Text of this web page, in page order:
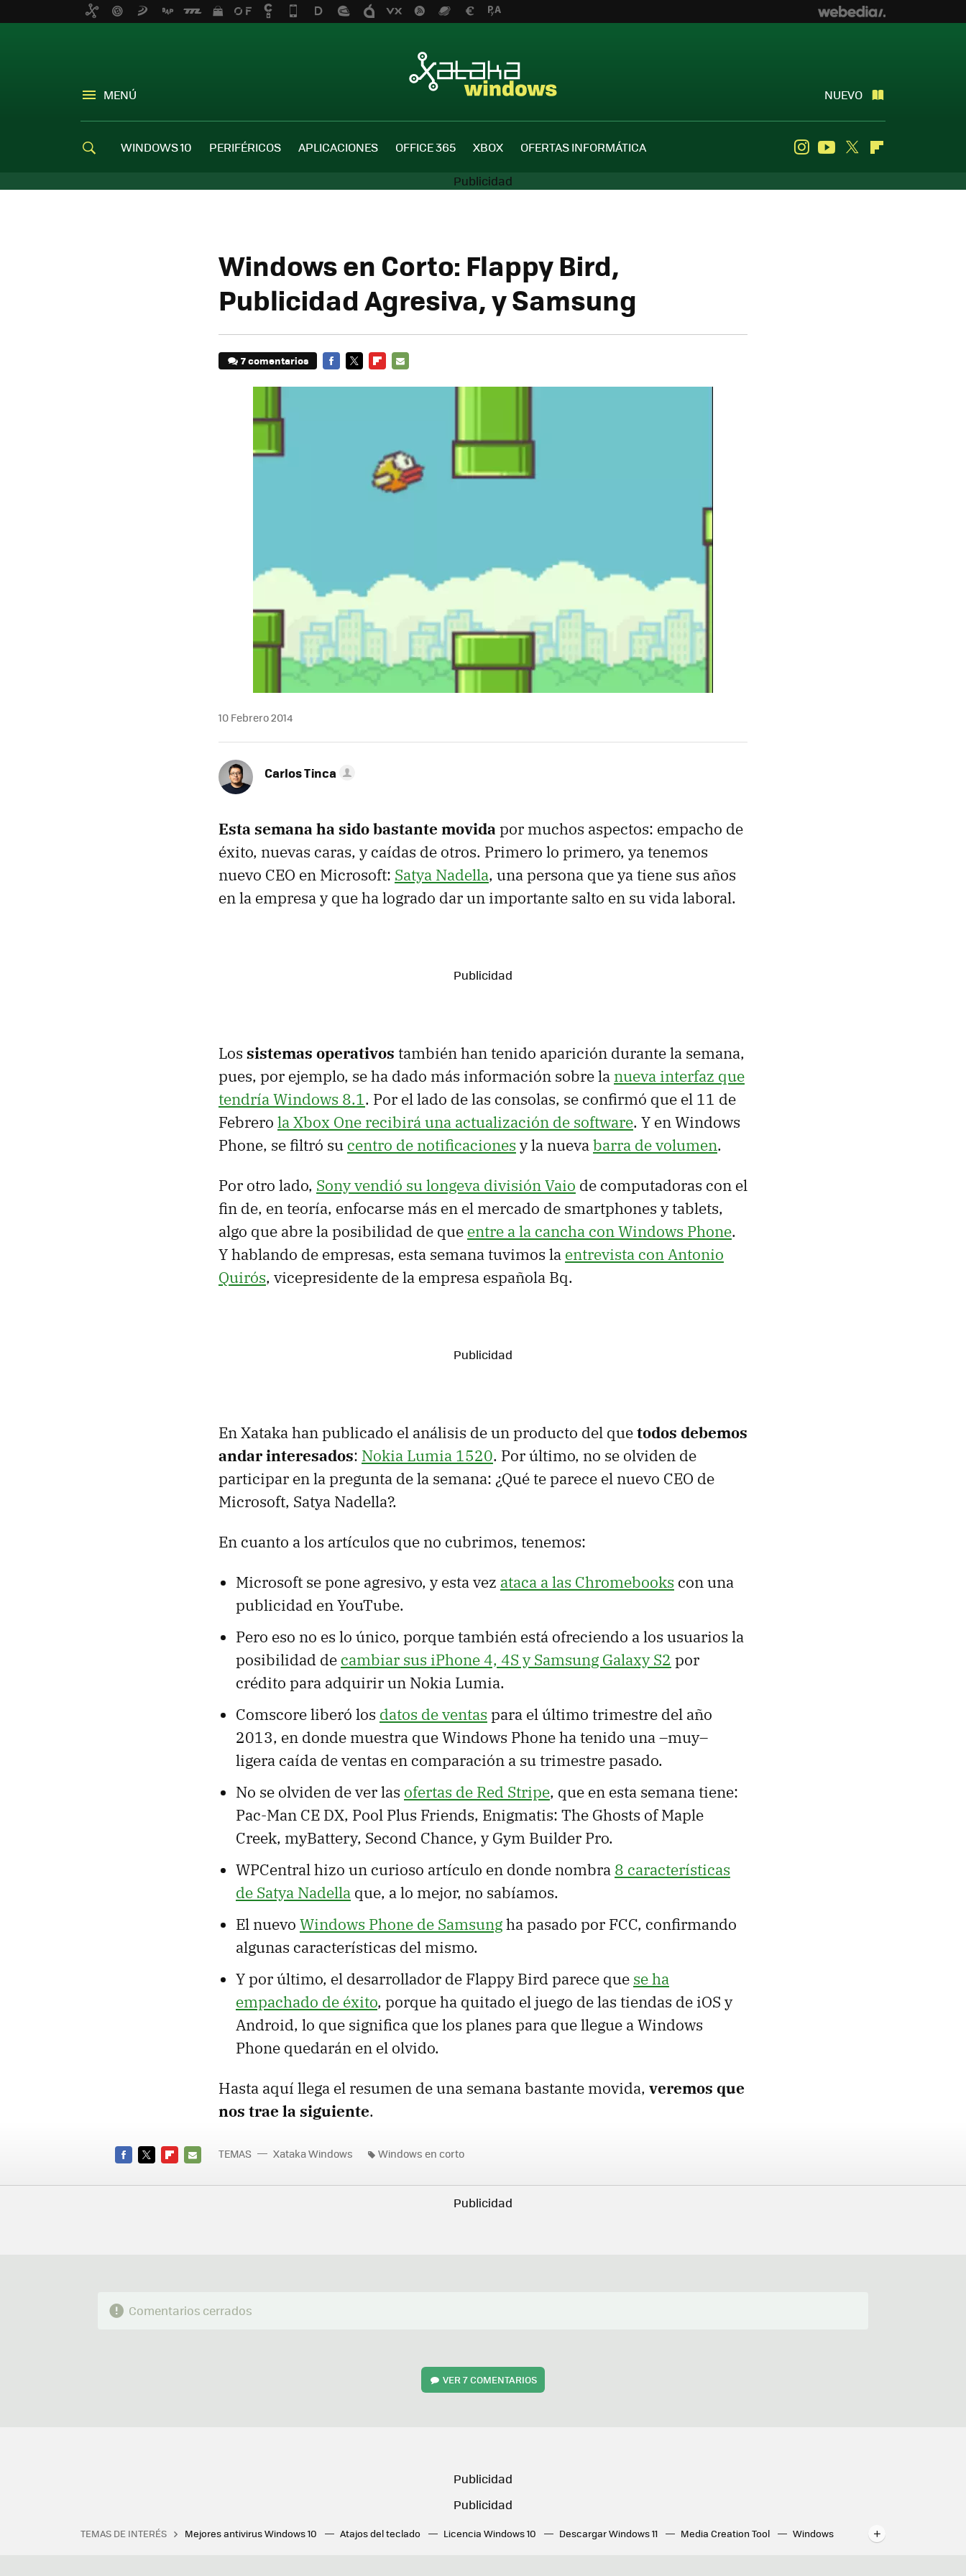
MENÚ NUEVO
WINDOWS 10 PERIFÉRICOS APLICACIONES OFFICE 365 XBOX OFERTAS INFORMÁTICA InstagramYoutube
Twitter
Windows en Corto: Flappy Bird,
Publicidad Agresiva, y Samsung
7 comentarios
10 Febrero 2014
Carlos Tinca
Esta semana ha sido bastante movida por muchos aspectos: empacho de
éxito, nuevas caras, y caídas de otros. Primero lo primero, ya tenemos
nuevo CEO en Microsoft: Satya Nadella, una persona que ya tiene sus años
en la empresa y que ha logrado dar un importante salto en su vida laboral.
Los sistemas operativos también han tenido aparición durante la semana,
pues, por ejemplo, se ha dado más información sobre la nueva interfaz que
tendría Windows 8.1. Por el lado de las consolas, se confirmó que el 11 de
Febrero la Xbox One recibirá una actualización de software. Y en Windows
Phone, se filtró su centro de notificaciones y la nuevabarra de volumen.
Por otro lado, Sony vendió su longeva división Vaio de computadoras con el
fin de, en teoría, enfocarse más en el mercado de smartphones y tablets,
algo que abre la posibilidad de que entre a la cancha con Windows Phone.
Y hablando de empresas, esta semana tuvimos la entrevista con Antonio
Quirós, vicepresidente de la empresa española Bq.
En Xataka han publicado el análisis de un producto del quetodos debemos
andar interesados: Nokia Lumia 1520. Por último, no se olviden de
participar en la pregunta de la semana: ¿Qué te parece el nuevo CEO de
Microsoft, Satya Nadella?.
En cuanto a los artículos que no cubrimos, tenemos:
Microsoft se pone agresivo, y esta vez ataca a las Chromebooks con una
publicidad en YouTube.
Pero eso no es lo único, porque también está ofreciendo a los usuarios la
posibilidad de cambiar sus iPhone 4, 4S y Samsung Galaxy S2 por
crédito para adquirir un Nokia Lumia.
Comscore liberó los datos de ventas para el último trimestre del año
2013, en donde muestra que Windows Phone ha tenido una –muy–
ligera caída de ventas en comparación a su trimestre pasado.
No se olviden de ver las ofertas de Red Stripe, que en esta semana tiene:
Pac-Man CE DX, Pool Plus Friends, Enigmatis: The Ghosts of Maple
Creek, myBattery, Second Chance, y Gym Builder Pro.
WPCentral hizo un curioso artículo en donde nombra 8 características
de Satya Nadella que, a lo mejor, no sabíamos.
El nuevo Windows Phone de Samsungha pasado por FCC, confirmando
algunas características del mismo.
Y por último, el desarrollador de Flappy Bird parece que se ha
empachado de éxito, porque ha quitado el juego de las tiendas de iOS y
Android, lo que significa que los planes para que llegue a Windows
Phone quedarán en el olvido.
Hasta aquí llega el resumen de una semana bastante movida, veremos que
nos trae la siguiente.
MAIL
TEMAS Xataka Windows Windows en corto
Comentarios cerrados
VER7 COMENTARIOS
TEMAS DE INTERÉS Mejores antivirus Windows 10 Atajos del teclado Licencia Windows 10 Descargar Windows 11 Media Creation Tool
Windows